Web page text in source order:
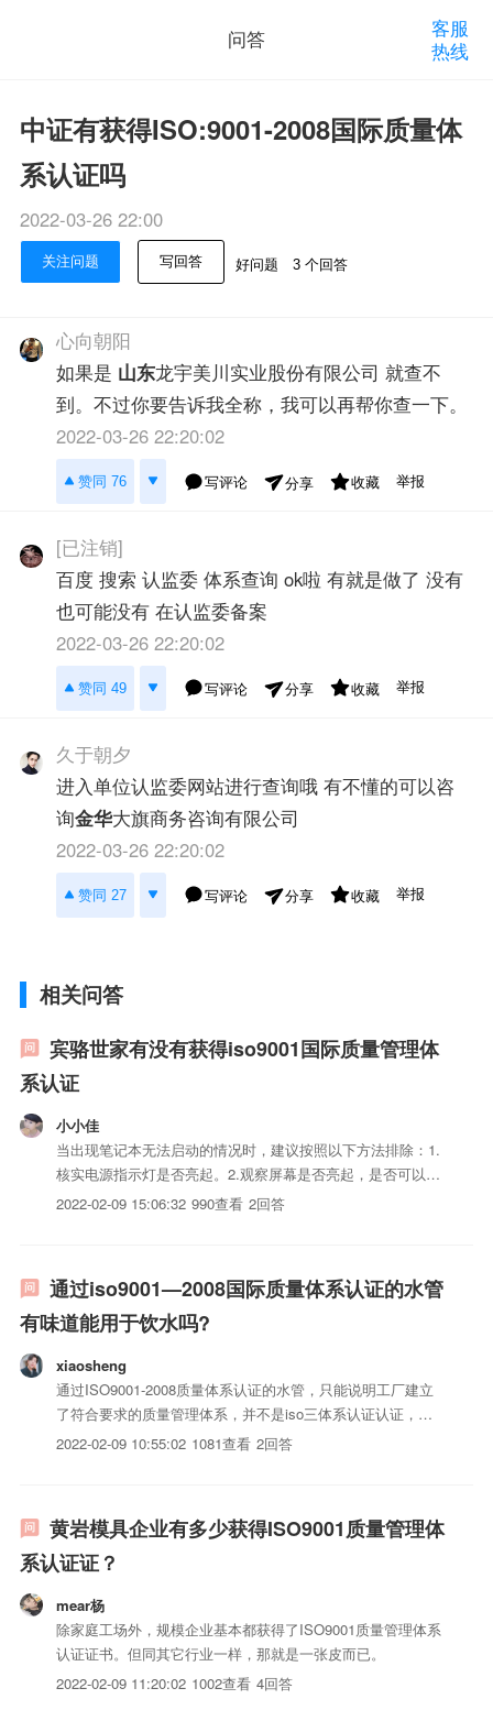
问答
客服
热线
中证有获得ISO:9001-2008国际质量体
系认证吗
2022-03-26 22:00
关注问题 写回答 好问题 3 个回答
心向朝阳
如果是 山东龙宇美川实业股份有限公司 就查不
到。不过你要告诉我全称，我可以再帮你查一下。
2022-03-26 22:20:02
赞同 76 写评论 分享 收藏 举报
[已注销]
百度 搜索 认监委 体系查询 ok啦 有就是做了 没有
也可能没有 在认监委备案
2022-03-26 22:20:02
赞同 49 写评论 分享 收藏 举报
久于朝夕
进入单位认监委网站进行查询哦 有不懂的可以咨
询金华大旗商务咨询有限公司
2022-03-26 22:20:02
赞同 27 写评论 分享 收藏 举报
相关问答
宾骆世家有没有获得iso9001国际质量管理体
系认证
小小佳
当出现笔记本无法启动的情况时，建议按照以下方法排除：1.
核实电源指示灯是否亮起。2.观察屏幕是否亮起，是否可以看
到蓝色背景的三星其他体系画面。3.若可以看到三星其他体系
2022-02-09 15:06:32 990查看 2回答
通过iso9001—2008国际质量体系认证的水管
有味道能用于饮水吗?
xiaosheng
通过ISO9001-2008质量体系认证的水管，只能说明工厂建立
了符合要求的质量管理体系，并不是iso三体系认证认证，更
不能说明iso三体系认证可以用于饮用水，这是不相关的事
2022-02-09 10:55:02 1081查看 2回答
黄岩模具企业有多少获得ISO9001质量管理体
系认证证？
mear杨
除家庭工场外，规模企业基本都获得了ISO9001质量管理体系
认证证书。但同其它行业一样，那就是一张皮而已。
2022-02-09 11:20:02 1002查看 4回答